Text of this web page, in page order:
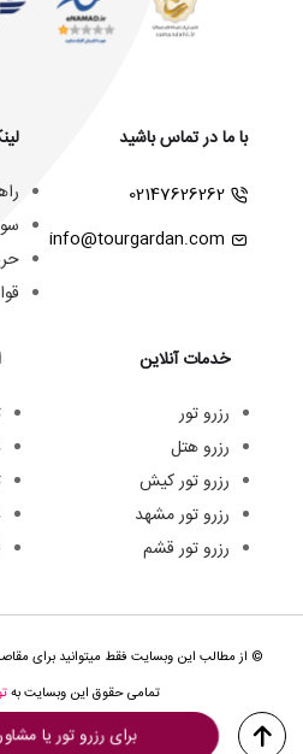
برای رزرو تور یا
با ما در تماس باشید
02147626262
info@tourgardan.com
خدمات آنلاین
رزرو تور
رزرو هتل
رزرو تور کیش
رزرو تور مشهد
رزرو تور قشم
© از مطالب این وبسایت فقط میتوانید برای مقاصد
تمامی حقوق این وبسایت به